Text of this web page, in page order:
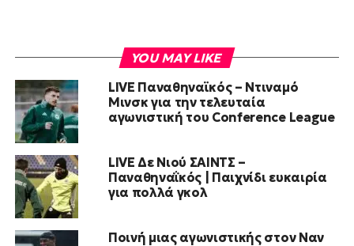
YOU MAY LIKE
LIVE Παναθηναϊκός – Ντιναμό
Μινσκ για την τελευταία
αγωνιστική του Conference League
LIVE Δε Νιού ΣΑΙΝΤΣ –
Παναθηναΐκός | Παιχνίδι ευκαιρία
για πολλά γκολ
Ποινή μιας αγωνιστικής στον Ναν